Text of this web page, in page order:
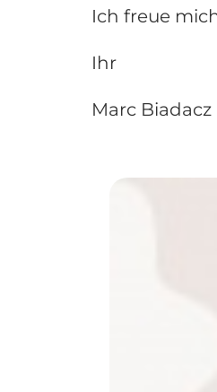
Ich freue
Ihr
Marc Biadacz